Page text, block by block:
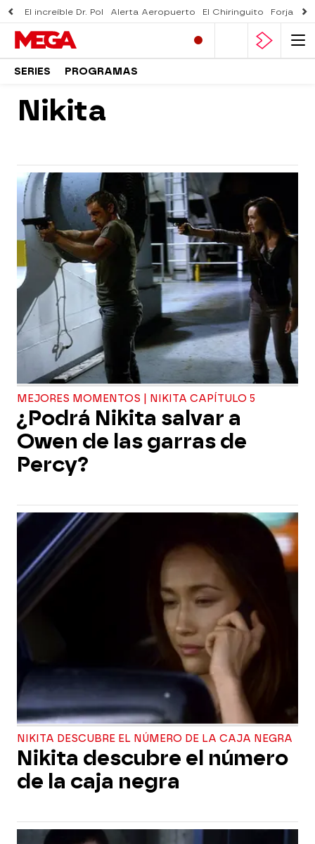
El increíble Dr. Pol Alerta Aeropuerto El Chiringuito Forjado
SERIES PROGRAMAS
Nikita
MEJORES MOMENTOS | NIKITA CAPÍTULO 5
¿Podrá Nikita salvar a
Owen de las garras de
Percy?
NIKITA DESCUBRE EL NÚMERO DE LA CAJA NEGRA
Nikita descubre el número
de la caja negra